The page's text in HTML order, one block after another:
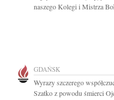
naszego Kolegi i Mistrza
GDAŃSK
Wyrazy szczerego
Szatko z powodu śmierci